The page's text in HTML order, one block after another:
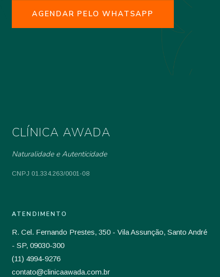
AGENDAR PELO WHATSAPP
CLÍNICA AWADA
Naturalidade e Autenticidade
CNPJ 01.334.263/0001-08
ATENDIMENTO
R. Cel. Fernando Prestes, 350 - Vila Assunção, Santo André
- SP, 09030-300
(11) 4994-9276
contato@clinicaawada.com.br